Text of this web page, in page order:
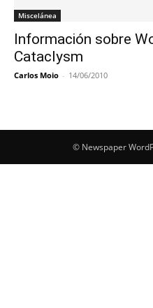
Miscelánea
Información sobre
Cataclysm
Carlos Moio - 14/06/2010
© Newspaper